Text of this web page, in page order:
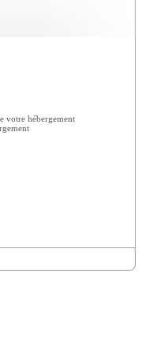
votre hébergement